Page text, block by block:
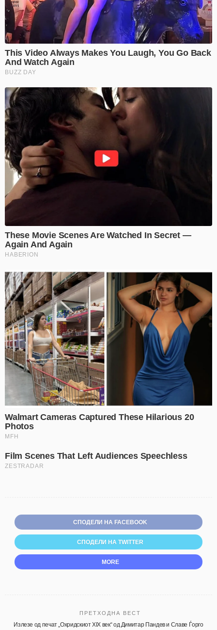
СПОДЕЛИ НА FACEBOOK
СПОДЕЛИ НА TWITTER
MORE
ПРЕТХОДНА ВЕСТ
Излезе од печат „Охридскиот XIX век“ од Димитар Пандев и Славе Ѓорго